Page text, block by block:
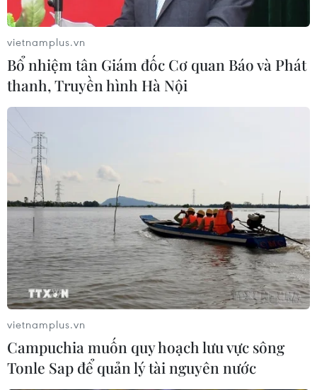
vietnamplus.vn
Bổ nhiệm tân Giám đốc Cơ quan Báo và Phát
thanh, Truyền hình Hà Nội
vietnamplus.vn
Campuchia muốn quy hoạch lưu vực sông
Tonle Sap để quản lý tài nguyên nước